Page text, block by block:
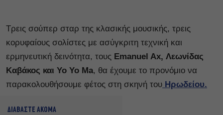
Τρεις σούπερ σταρ της κλασικής μουσικής, τρεις
κορυφαίους σολίστες με ασύγκριτη τεχνική και
ερμηνευτική δεινότητα, τους Emanuel Ax, Λεωνίδας
Καβάκος και Yo Yo Ma, θα έχουμε το προνόμιο να
παρακολουθήσουμε φέτος στη σκηνή του Ηρωδείου.
ΔΙΑΒΑΣΤΕ ΑΚΟΜΑ